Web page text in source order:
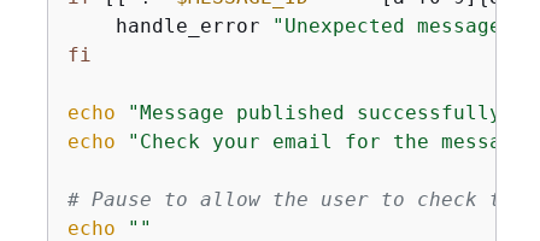
    handle_error
"Unexpected message
fi
echo
"Message published successfully
echo
"Check your email for the
# Pause to allow the user to check
echo
""